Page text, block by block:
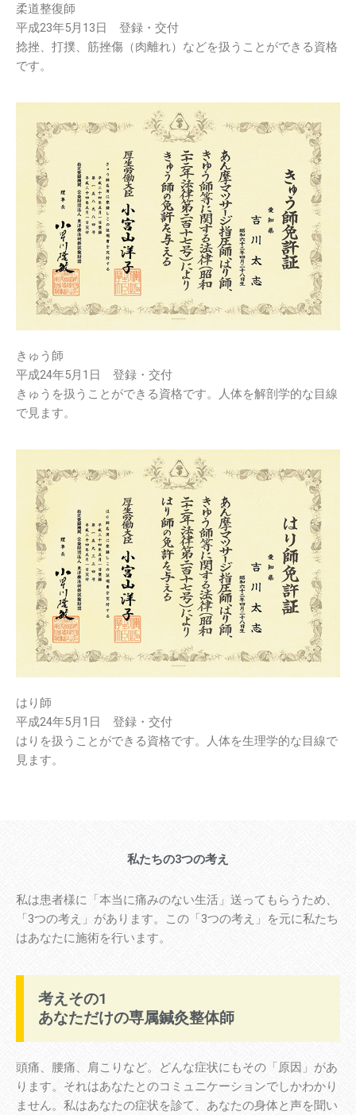
柔道整復師
平成23年5月13日 登録・交付
捻挫、打撲、筋挫傷（肉離れ）などを扱うことができる資格
です。
きゅう師
平成24年5月1日 登録・交付
きゅうを扱うことができる資格です。人体を解剖学的な目線
で見ます。
はり師
平成24年5月1日 登録・交付
はりを扱うことができる資格です。人体を生理学的な目線で
見ます。
私たちの3つの考え
私は患者様に「本当に痛みのない生活」送ってもらうため、
「3つの考え」があります。この「3つの考え」を元に私たち
はあなたに施術を行います。
考えその1
あなただけの専属鍼灸整体師
頭痛、腰痛、肩こりなど。どんな症状にもその「原因」があ
ります。それはあなたとのコミュニケーションでしかわかり
ません。私はあなたの症状を診て、あなたの身体と声を聞い